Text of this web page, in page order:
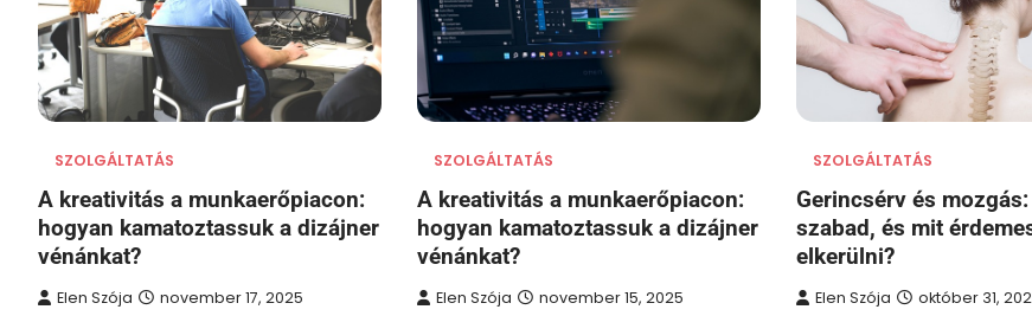
SZOLGÁLTATÁS
A kreativitás a munkaerőpiacon:
hogyan kamatoztassuk a dizájner
vénánkat?
Elen Szója november 17, 2025
SZOLGÁLTATÁS
A kreativitás a munkaerőpiacon:
hogyan kamatoztassuk a dizájner
vénánkat?
Elen Szója november 15, 2025
SZOLGÁLTATÁS
Gerincsérv és
szabad, és mit
elkerülni?
Elen Szója október 31,